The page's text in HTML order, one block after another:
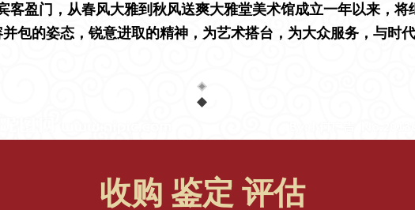
客盈门，从春风大雅到秋风送爽大雅堂美术馆成立一年以来，将
并包的姿态，锐意进取的精神，为艺术搭台，为大众服务，与时
收购 鉴定 评估